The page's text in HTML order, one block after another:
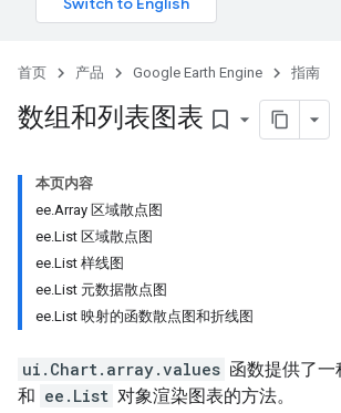
首页 产品 Google Earth Engine 指南
数组和列表图表 bookmark_border
本页内容
ee.Array 区域散点图
ee.List 区域散点图
ee.List 样线图
ee.List 元数据散点图
ee.List 映射的函数散点图和折线图
ui.Chart.array.values 函数提供了一
和 ee.List 对象渲染图表的方法。